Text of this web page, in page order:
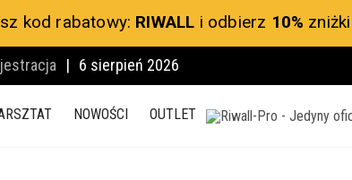
kod rabatowy: RIWALL i odbierz 10%
| 6 sierpień 2026
NOWOŚCI OUTLET